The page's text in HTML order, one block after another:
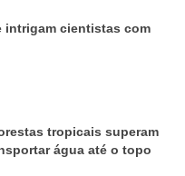
intrigam cientistas com
tropicais superam
água até o topo